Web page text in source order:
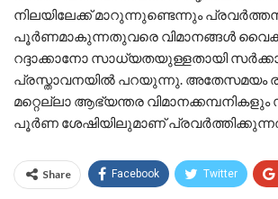
നിലയിലേക്ക് മാറുന്നുണ്ടെന്നും
പൂര്‍ണമാകുന്നതുവരെ വിമാനങ്ങള്‍
റദ്ദാക്കാനോ സാധ്യതയുള്ളതായി
പ്രസ്താവനയില്‍ പറയുന്നു. അതേസമയം
മറ്റെല്ലാ ആഭ്യന്തര
പൂര്‍ണ ശേഷിയിലുമാണ്
Share Facebook Twitter